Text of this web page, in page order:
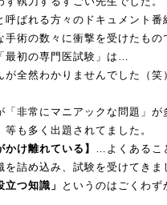
呼ばれる方々のドキュメント
術の数々に衝撃を受けたもの
最初の専門医試験」は…
全然わかりませんでした（笑
非常にマニアックな問題」が
も多く出題されてました。
かけ離れている】 …よくあるこ
を詰め込み、試験を受けてき
立つ知識」 というのはごくわず